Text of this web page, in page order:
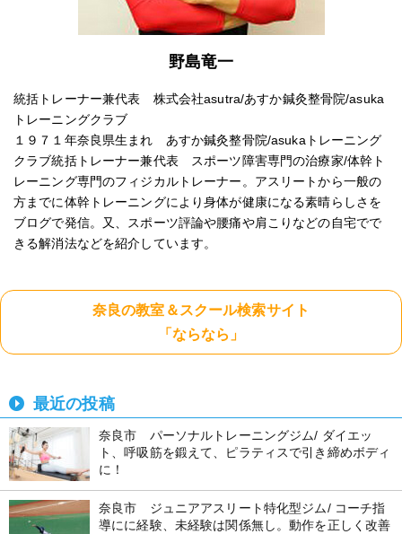
野島竜一
統括トレーナー兼代表 株式会社asutra/あすか鍼灸整骨院/asuka
トレーニングクラブ
１９７１年奈良県生まれ あすか鍼灸整骨院/asukaトレーニング
クラブ統括トレーナー兼代表 スポーツ障害専門の治療家/体幹ト
レーニング専門のフィジカルトレーナー。アスリートから一般の
方までに体幹トレーニングにより身体が健康になる素晴らしさを
ブログで発信。又、スポーツ評論や腰痛や肩こりなどの自宅でで
きる解消法などを紹介しています。
奈良の教室＆スクール検索サイト
「ならなら」
最近の投稿
奈良市 パーソナルトレーニングジム/ ダイエッ
ト、呼吸筋を鍛えて、ピラティスで引き締めボディ
に！
奈良市 ジュニアアスリート特化型ジム/ コーチ指
導にに経験、未経験は関係無し。動作を正しく改善